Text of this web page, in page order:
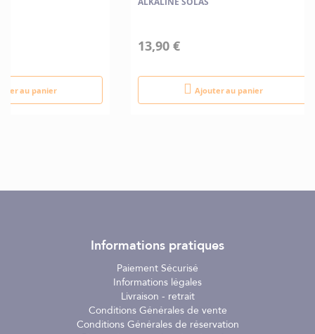
au panier
13,90 €
Ajouter au panier
Informations pratiques
Paiement Sécurisé
Informations légales
Livraison - retrait
Conditions Générales de vente
Conditions Générales de réservation